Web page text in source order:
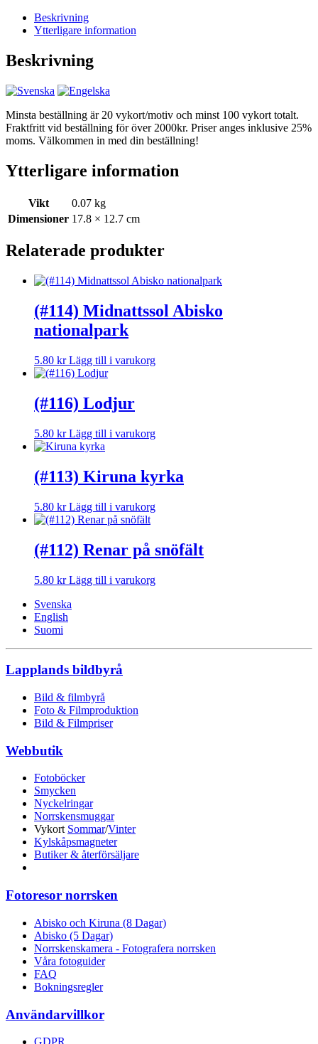
Beskrivning
Ytterligare information
Beskrivning
Minsta beställning är 20 vykort/motiv och minst 100 vykort totalt.
Fraktfritt vid beställning för över 2000kr. Priser anges inklusive 25%
moms. Välkommen in med din beställning!
Ytterligare information
Vikt
0.07 kg
Dimensioner 17.8 × 12.7 cm
Relaterade produkter
(#114) Midnattssol Abisko
nationalpark
5.80 kr Lägg till i varukorg
(#116) Lodjur
5.80 kr Lägg till i varukorg
(#113) Kiruna kyrka
5.80 kr Lägg till i varukorg
(#112) Renar på snöfält
5.80 kr Lägg till i varukorg
Svenska
English
Suomi
Lapplands bildbyrå
Bild & filmbyrå
Foto & Filmproduktion
Bild & Filmpriser
Webbutik
Fotoböcker
Smycken
Nyckelringar
Norrskensmuggar
Vykort Sommar/Vinter
Kylskåpsmagneter
Butiker & återförsäljare
Fotoresor norrsken
Abisko och Kiruna (8 Dagar)
Abisko (5 Dagar)
Norrskenskamera - Fotografera norrsken
Våra fotoguider
FAQ
Bokningsregler
Användarvillkor